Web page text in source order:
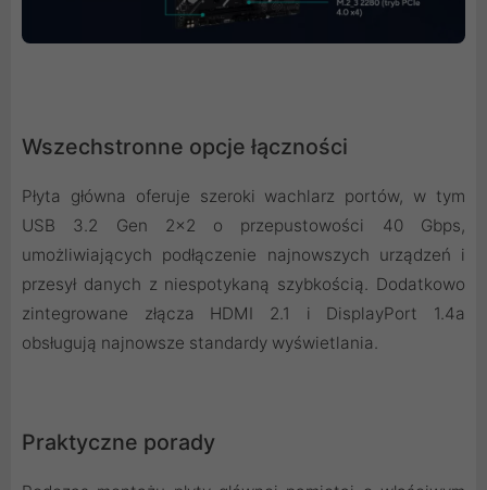
Wszechstronne opcje łączności
Płyta główna oferuje szeroki wachlarz portów, w tym
USB 3.2 Gen 2x2 o przepustowości 40 Gbps,
umożliwiających podłączenie najnowszych urządzeń i
przesył danych z niespotykaną szybkością. Dodatkowo
zintegrowane złącza HDMI 2.1 i DisplayPort 1.4a
obsługują najnowsze standardy wyświetlania.
Praktyczne porady